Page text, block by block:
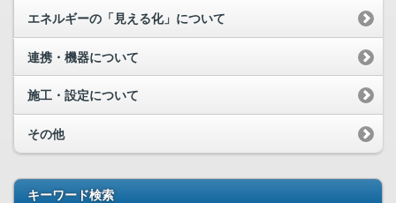
エネルギーの「見える化」について
連携・機器について
施工・設定について
その他
キーワード検索